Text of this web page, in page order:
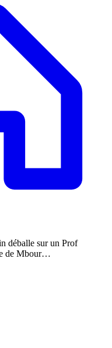
déballe sur un Prof
de Mbour…